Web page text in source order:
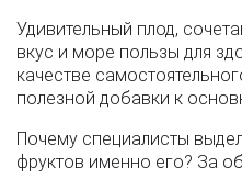
Удивительный плод,
вкус и море пользы для
качестве
полезной добавки к
Почему специалисты
фруктов именно его? За